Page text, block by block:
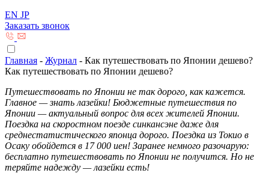
EN JP
Заказать звонок
Главная - Журнал - Как путешествовать по Японии дешево?
Как путешествовать по Японии дешево?
Путешествовать по Японии не так дорого, как кажется.
Главное — знать лазейки! Бюджетные путешествия по
Японии — актуальный вопрос для всех жителей Японии.
Поездка на скоростном поезде синкансэне даже для
среднестатистического японца дорого. Поездка из Токио в
Осаку обойдется в 17 000 иен! Заранее немного разочарую:
бесплатно путешествовать по Японии не получится. Но не
теряйте надежду — лазейки есть!